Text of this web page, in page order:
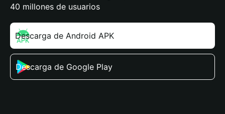
40 millones de usuarios
Descarga de Android APK
Descarga de Google Play